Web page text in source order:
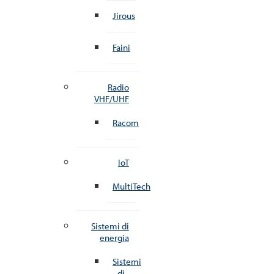
Jirous
Faini
Radio
VHF/UHF
Racom
IoT
MultiTech
Sistemi di
energia
Sistemi